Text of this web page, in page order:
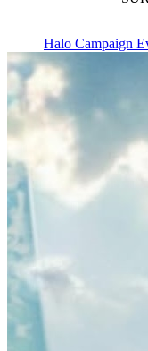
Halo Campaign